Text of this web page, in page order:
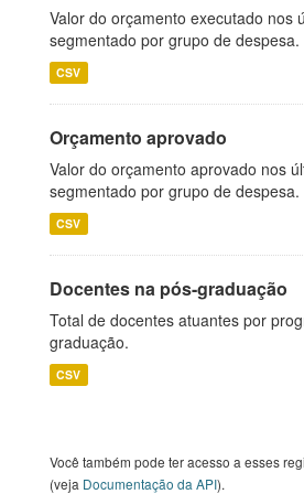
Valor do orçamento executado nos
segmentado por grupo de despesa.
CSV
Orçamento aprovado
Valor do orçamento aprovado nos
segmentado por grupo de despesa.
CSV
Docentes na pós-graduação
Total de docentes atuantes por
graduação.
CSV
Você também pode ter acesso a esses
(veja Documentação da API).